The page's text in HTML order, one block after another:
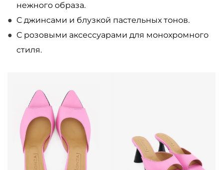
нежного образа.
С джинсами и блузкой пастельных тонов.
С розовыми аксессуарами для монохромного
стиля.